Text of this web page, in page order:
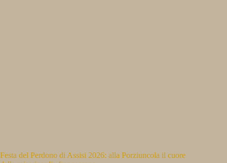
Festa del Perdono di Assisi 2026: alla Porziuncola il cuore